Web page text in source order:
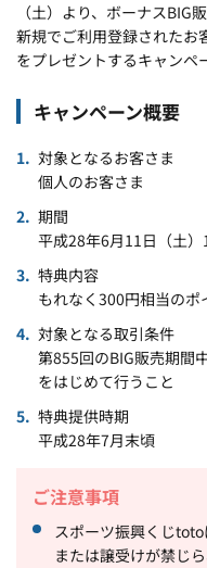
（土）より、ボーナスBIG
新規でご利用登録されたお
をプレゼントするキャンペ
キャンペーン概要
対象となるお客さま
個人のお客さま
期間
平成28年6月11日（土
特典内容
もれなく300円相当のポ
対象となる取引条件
第855回のBIG販売期間
をはじめて行うこと
特典提供時期
平成28年7月末頃
ご注意事項
スポーツ振興くじ
または譲受けが禁じ